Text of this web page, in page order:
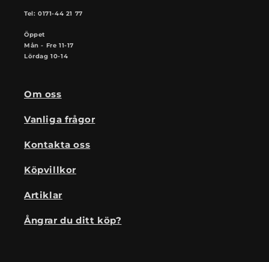
Tel: 0171-44 21 77
Öppet
Mån - Fre 11-17
Lördag 10-14
Om oss
Vanliga frågor
Kontakta oss
Köpvillkor
Artiklar
Ångrar du ditt köp?